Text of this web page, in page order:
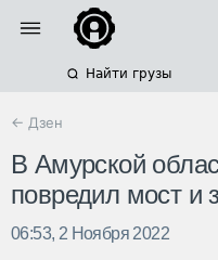
Найти грузы
← Дзен
В Амурской
повредил мост и
06:53, 2 Ноября 2022